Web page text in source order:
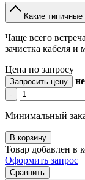
Какие
Чаще всего
зачистка кабеля и
Цена по запросу
Запросить цену
-
Минимальный
В корзину
Товар добавлен в
Оформить запрос
Сравнить